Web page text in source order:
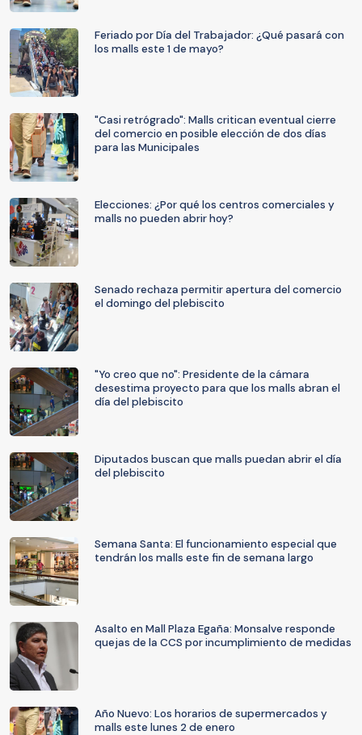
Feriado por Día del Trabajador: ¿Qué pasará con
los malls este 1 de mayo?
"Casi retrógrado": Malls critican eventual cierre
del comercio en posible elección de dos días
para las Municipales
Elecciones: ¿Por qué los centros comerciales y
malls no pueden abrir hoy?
Senado rechaza permitir apertura del comercio
el domingo del plebiscito
"Yo creo que no": Presidente de la cámara
desestima proyecto para que los malls abran el
día del plebiscito
Diputados buscan que malls puedan abrir el día
del plebiscito
Semana Santa: El funcionamiento especial que
tendrán los malls este fin de semana largo
Asalto en Mall Plaza Egaña: Monsalve responde
quejas de la CCS por incumplimiento de medidas
Año Nuevo: Los horarios de supermercados y
malls este lunes 2 de enero